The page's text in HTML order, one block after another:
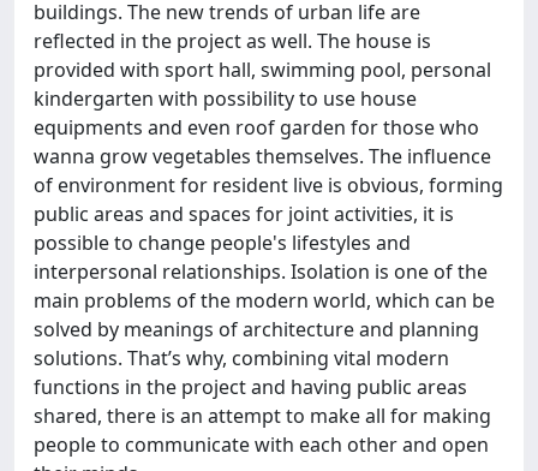
buildings. The new trends of urban life are
reflected in the project as well. The house is
provided with sport hall, swimming pool, personal
kindergarten with possibility to use house
equipments and even roof garden for those who
wanna grow vegetables themselves. The influence
of environment for resident live is obvious, forming
public areas and spaces for joint activities, it is
possible to change people's lifestyles and
interpersonal relationships. Isolation is one of the
main problems of the modern world, which can be
solved by meanings of architecture and planning
solutions. That’s why, combining vital modern
functions in the project and having public areas
shared, there is an attempt to make all for making
people to communicate with each other and open